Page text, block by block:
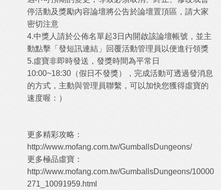
停活動及獎勵內容論壇將公告於論壇置頂區， 請大家
密切注意
4.中獎人請於公佈名單起3日內開啟該論壇帳號，並主
動點擊「發短訊連結」回覆活動管理員以便進行領獎
5.虛寶非即時發送，發獎時間為平常日
10:00~18:30（假日不發獎），完成活動可透過發消息
的方式，主動與管理員聯繫，可以加快您獲得虛寶的
速度喔：）
更多精彩攻略：
http://www.mofang.com.tw/GumballsDungeons/
更多極品虛寶：
http://www.mofang.com.tw/GumballsDungeons/10000
271_10091959.html